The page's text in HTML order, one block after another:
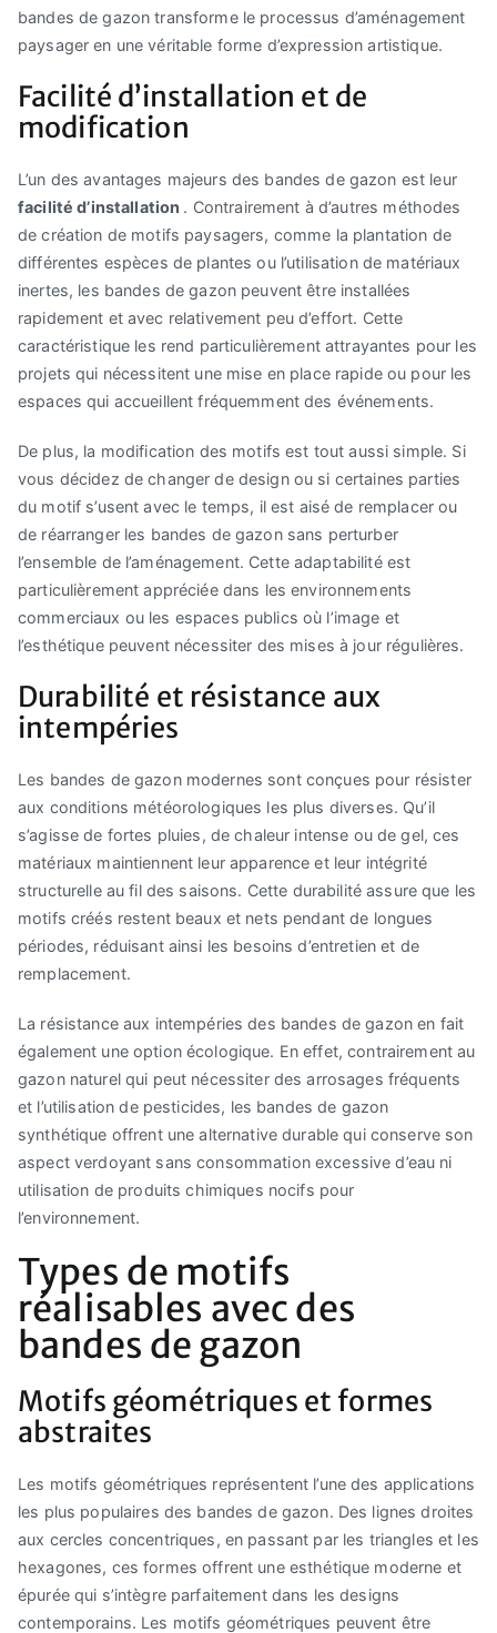
bandes de gazon transforme le processus d’aménagement
paysager en une véritable forme d’expression artistique.
Facilité d’installation et de
modification
L’un des avantages majeurs des bandes de gazon est leur
facilité d’installation . Contrairement à d’autres méthodes
de création de motifs paysagers, comme la plantation de
différentes espèces de plantes ou l’utilisation de matériaux
inertes, les bandes de gazon peuvent être installées
rapidement et avec relativement peu d’effort. Cette
caractéristique les rend particulièrement attrayantes pour les
projets qui nécessitent une mise en place rapide ou pour les
espaces qui accueillent fréquemment des événements.
De plus, la modification des motifs est tout aussi simple. Si
vous décidez de changer de design ou si certaines parties
du motif s’usent avec le temps, il est aisé de remplacer ou
de réarranger les bandes de gazon sans perturber
l’ensemble de l’aménagement. Cette adaptabilité est
particulièrement appréciée dans les environnements
commerciaux ou les espaces publics où l’image et
l’esthétique peuvent nécessiter des mises à jour régulières.
Durabilité et résistance aux
intempéries
Les bandes de gazon modernes sont conçues pour résister
aux conditions météorologiques les plus diverses. Qu’il
s’agisse de fortes pluies, de chaleur intense ou de gel, ces
matériaux maintiennent leur apparence et leur intégrité
structurelle au fil des saisons. Cette durabilité assure que les
motifs créés restent beaux et nets pendant de longues
périodes, réduisant ainsi les besoins d’entretien et de
remplacement.
La résistance aux intempéries des bandes de gazon en fait
également une option écologique. En effet, contrairement au
gazon naturel qui peut nécessiter des arrosages fréquents
et l’utilisation de pesticides, les bandes de gazon
synthétique offrent une alternative durable qui conserve son
aspect verdoyant sans consommation excessive d’eau ni
utilisation de produits chimiques nocifs pour
l’environnement.
Types de motifs
réalisables avec des
bandes de gazon
Motifs géométriques et formes
abstraites
Les motifs géométriques représentent l’une des applications
les plus populaires des bandes de gazon. Des lignes droites
aux cercles concentriques, en passant par les triangles et les
hexagones, ces formes offrent une esthétique moderne et
épurée qui s’intègre parfaitement dans les designs
contemporains. Les motifs géométriques peuvent être